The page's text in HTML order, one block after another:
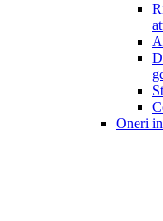
Oneri